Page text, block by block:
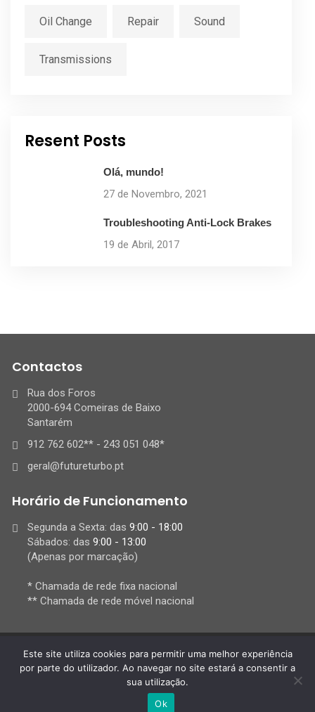
Oil Change Repair Sound
Transmissions
Resent Posts
Olá, mundo!
27 de Novembro, 2021
Troubleshooting Anti-Lock Brakes
19 de Abril, 2017
Contactos
Rua dos Foros
2000-694 Comeiras de Baixo
Santarém
912 762 602** - 243 051 048*
geral@futureturbo.pt
Horário de Funcionamento
Segunda a Sexta: das 9:00 - 18:00
Sábados: das 9:00 - 13:00
(Apenas por marcação)
* Chamada de rede fixa nacional
** Chamada de rede móvel nacional
© 2021 Futureturbo, Lda,
All Rights Reserved
Este site utiliza cookies para permitir uma melhor experiência
por parte do utilizador. Ao navegar no site estará a consentir a
sua utilização.
Ok